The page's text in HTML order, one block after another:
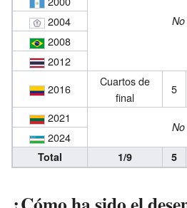
2004
2008
2012
2016
Cuartos de
final
5
2021
2024
Total 1/9 5